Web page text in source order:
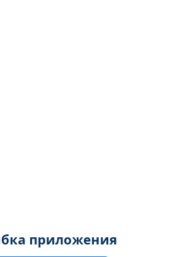
приложения